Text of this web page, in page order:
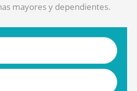
mayores y dependientes.